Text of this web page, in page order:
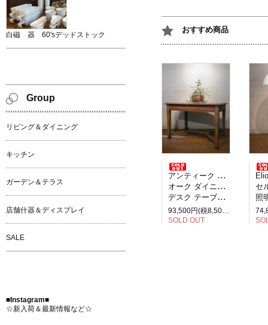
おすすめ商品
アンティーク イギリス製
オーク ダイニングテーブル
デスク テーブル 2人掛け
93,500円(税8,500円)
SOLD OUT
Elio
セル
照明
白磁 器 60'sデッドストック
Group
リビング＆ダイニング
キッチン
ガーデン＆テラス
店舗什器＆ディスプレイ
SALE
■Instagram■
☆新入荷＆最新情報など☆